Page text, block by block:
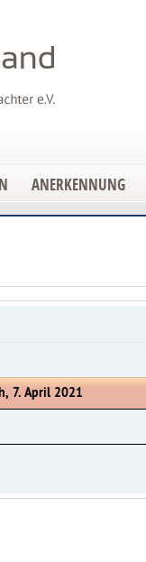
ANERKENNUNG
7. April 2021